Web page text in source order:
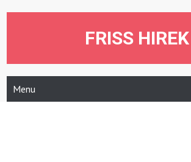
FRISS HIREK
Menu